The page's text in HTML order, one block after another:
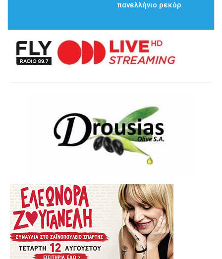
πανελλήνιο ρεκόρ